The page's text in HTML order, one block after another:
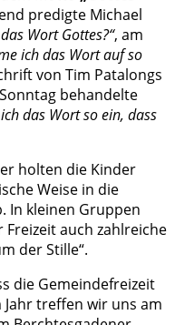
predigte Michael
Wort Gottes?“, am
ich das Wort auf so
von Tim Patalongs
behandelte
das Wort so ein, dass
holten die Kinder
Weise in die
In kleinen Gruppen
auch zahlreiche
der Stille“.
die Gemeindefreizeit
treffen wir uns am